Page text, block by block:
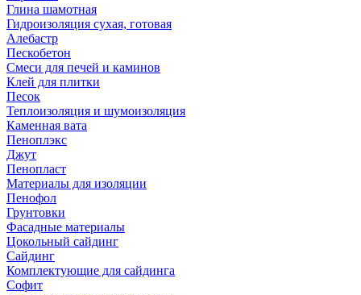
Глина шамотная
Гидроизоляция сухая, готовая
Алебастр
Пескобетон
Смеси для печей и каминов
Клей для плитки
Песок
Теплоизоляция и шумоизоляция
Каменная вата
Пеноплэкс
Джут
Пенопласт
Материалы для изоляции
Пенофол
Грунтовки
Фасадные материалы
Цокольный сайдинг
Сайдинг
Комплектующие для сайдинга
Софит